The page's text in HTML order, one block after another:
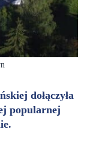
dołączyła
popularnej